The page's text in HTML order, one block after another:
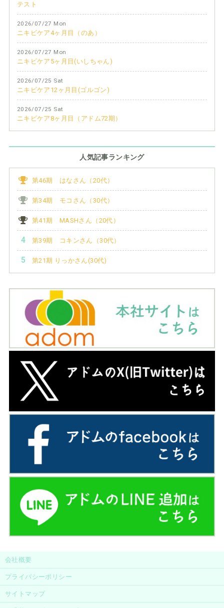
テスト
2026/07/27 Mon
ニキビケア4ヶ月目（のあ）
2026/07/27 Mon
ニキビケア5ヶ月目(いしちゃん)
2026/07/25 Sat
ニキビケア12ヶ月目(ゴルゴン)
2026/07/25 Sat
ニキビケア8ヶ月目（アドム72期）
人気記事ランキング
第46期 はなさん（20代）
第34期 モコさん（30代）
第41期 MASHさん（20代）
第39期 コキンさん（30代）
第21期 りっかさん(30代)
会社概要
プライバシーポリシー
サイトマップ